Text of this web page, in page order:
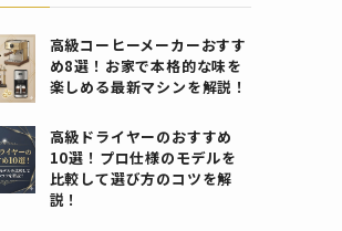
高級コーヒーメーカーおすす
め8選！お家で本格的な味を
楽しめる最新マシンを解説！
高級ドライヤーのおすすめ
10選！プロ仕様のモデルを
比較して選び方のコツを解
説！